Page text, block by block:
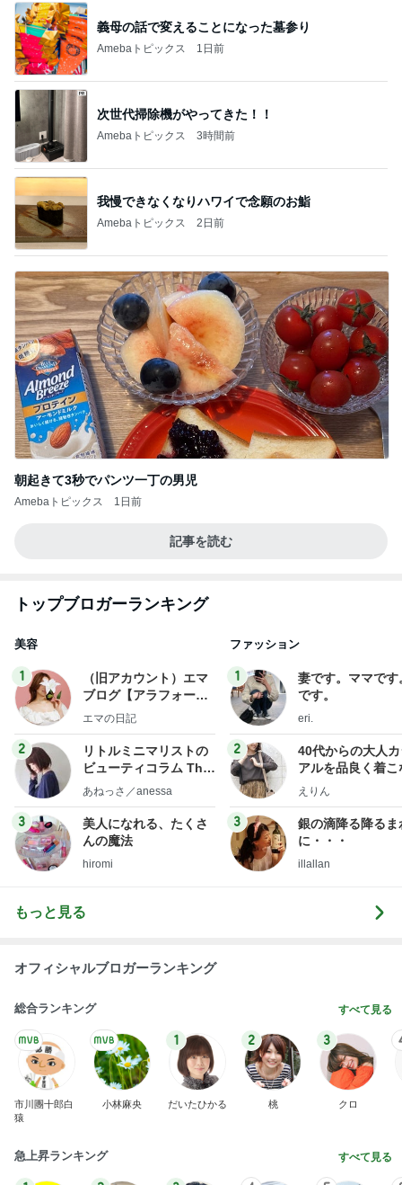
義母の話で変えることになった墓参り
Amebaトピックス 1日前
次世代掃除機がやってきた！！
Amebaトピックス 3時間前
我慢できなくなりハワイで念願のお鮨
Amebaトピックス 2日前
朝起きて3秒でパンツ一丁の男児
Amebaトピックス 1日前
記事を読む
トップブロガーランキング
美容
1
（旧アカウント）エマ
ブログ【アラフォー会
社売却セカンドライ
エマの日記
2
リトルミニマリストの
ビューティコラム The
little minimalist's bea
あねっさ／anessa
3
美人になれる、たくさ
んの魔法
hiromi
ファッション
1
妻です。ママです
です。
eri.
2
40代からの大人
アルを品良く着こ
ファッションブロ
えりん
3
銀の滴降る降るま
に・・・
illallan
もっと見る
オフィシャルブロガーランキング
総合ランキング すべて見る
市川團十郎白
猿
小林麻央
1
だいたひかる
2
桃
3
クロ
急上昇ランキング すべて見る